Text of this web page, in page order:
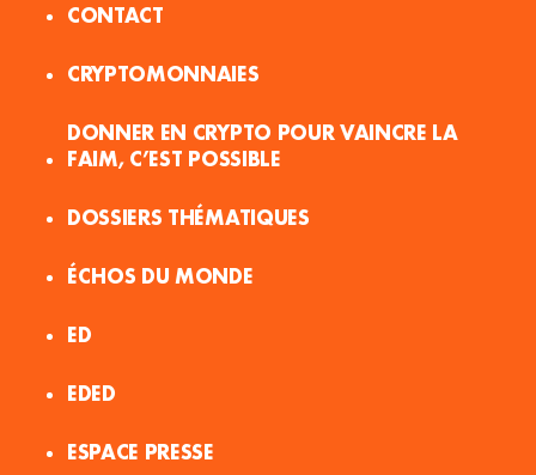
CONTACT
CRYPTOMONNAIES
DONNER EN CRYPTO POUR VAINCRE LA
FAIM, C’EST POSSIBLE
DOSSIERS THÉMATIQUES
ÉCHOS DU MONDE
ED
EDED
ESPACE PRESSE